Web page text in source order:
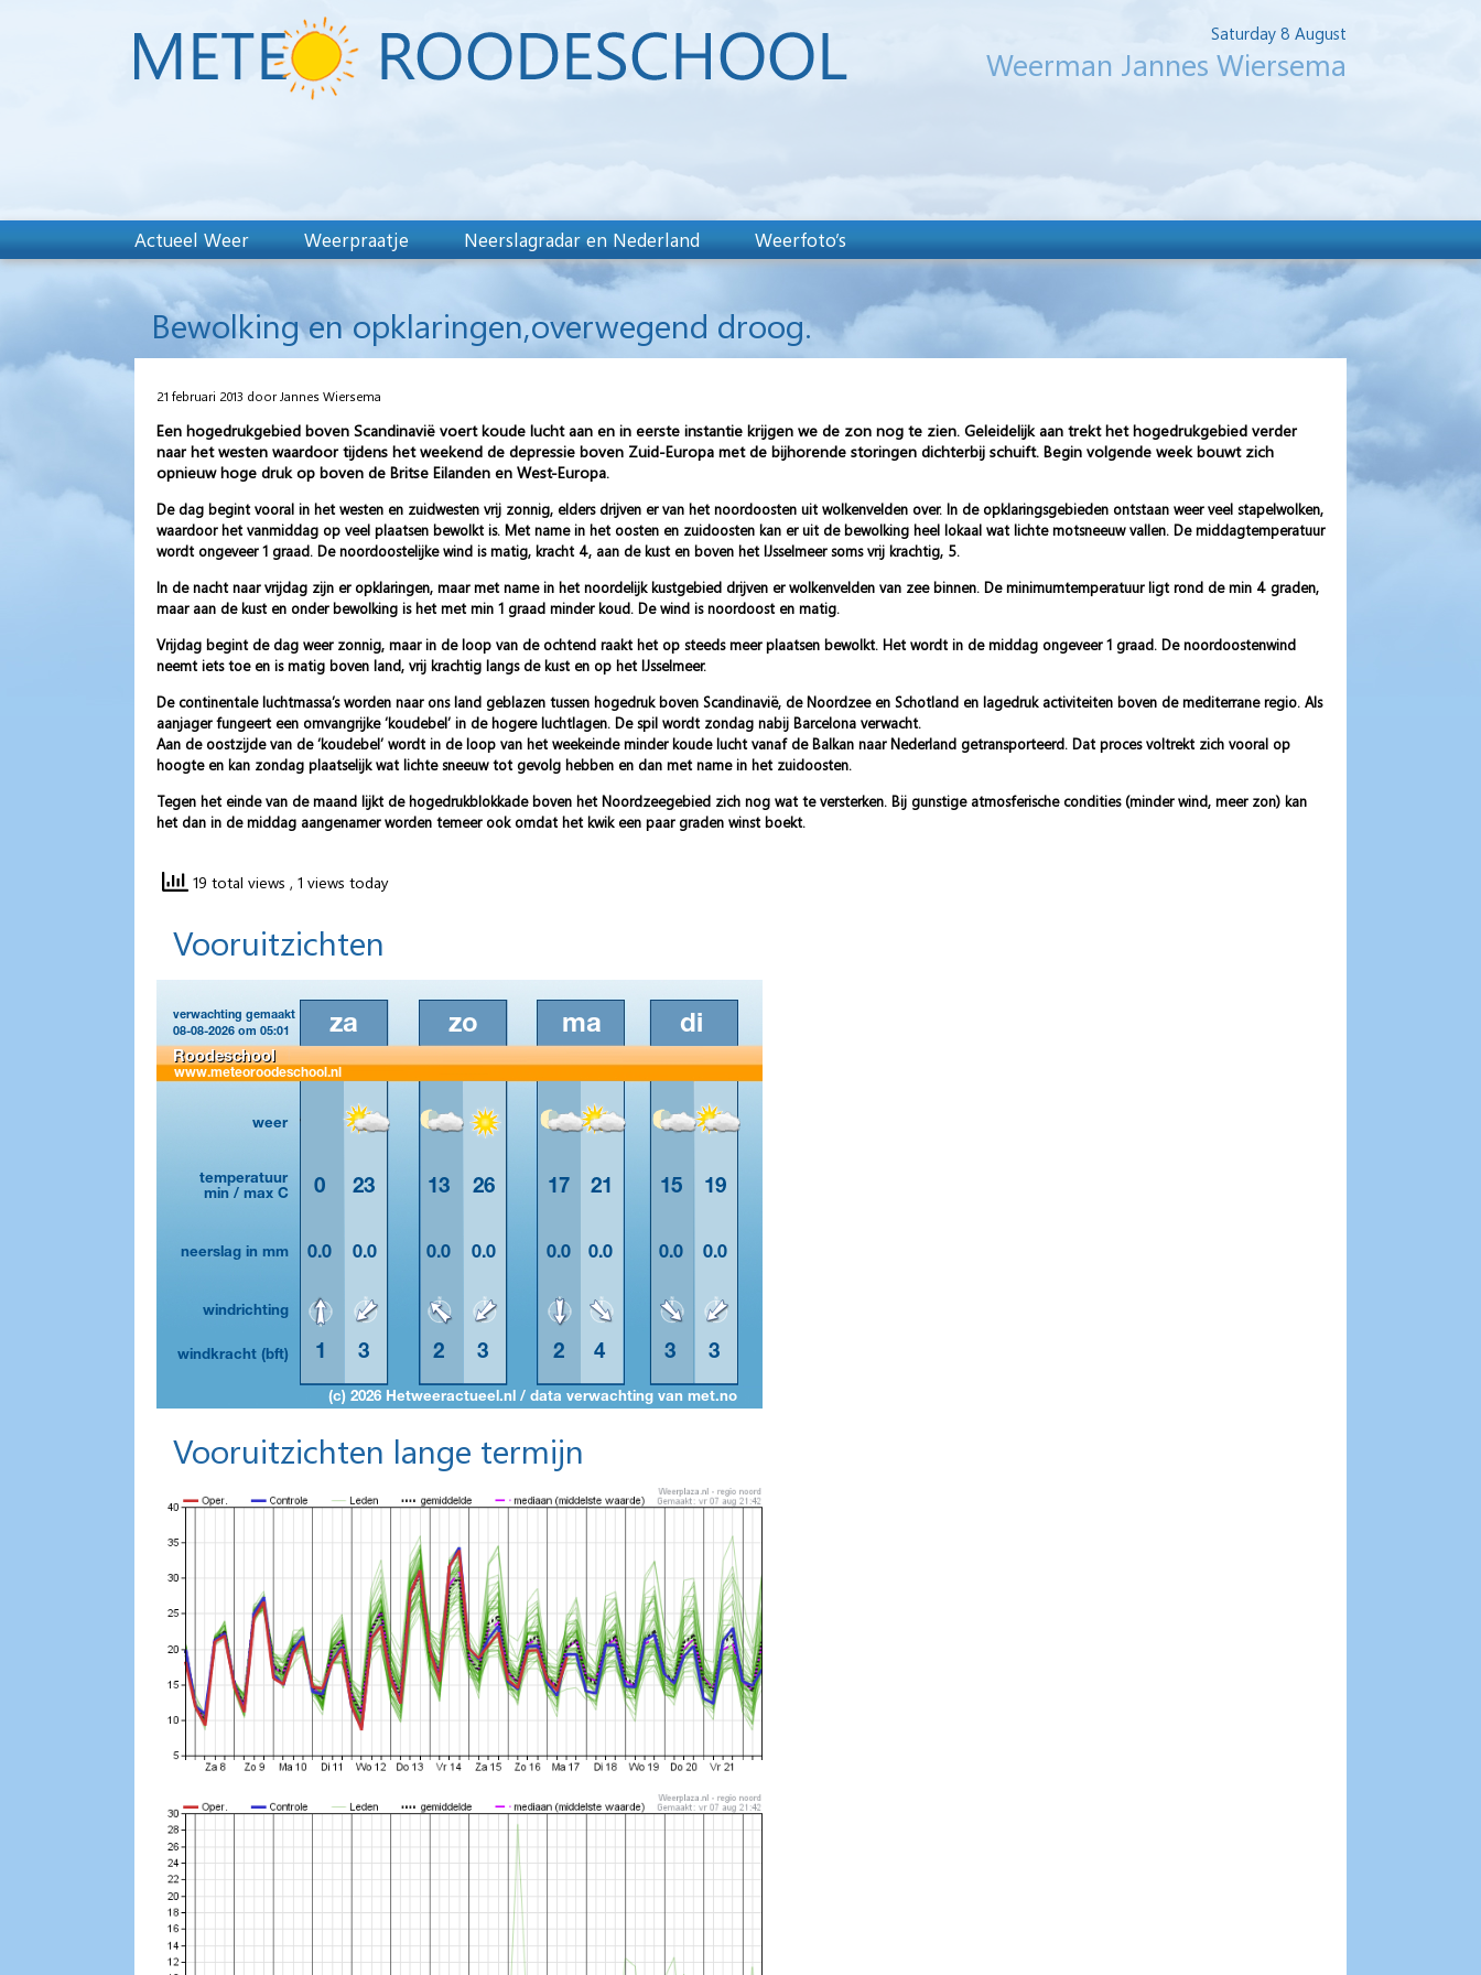
Saturday 8 August
Weerman Jannes Wiersema
Actueel Weer Weerpraatje Neerslagradar en Nederland Weerfoto’s
Bewolking en opklaringen,overwegend droog.
21 februari 2013 door Jannes Wiersema
Een hogedrukgebied boven Scandinavië voert koude lucht aan en in eerste instantie krijgen we de zon nog te zien. Geleidelijk aan trekt het hogedrukgebied verder
naar het westen waardoor tijdens het weekend de depressie boven Zuid-Europa met de bijhorende storingen dichterbij schuift. Begin volgende week bouwt zich
opnieuw hoge druk op boven de Britse Eilanden en West-Europa.
De dag begint vooral in het westen en zuidwesten vrij zonnig, elders drijven er van het noordoosten uit wolkenvelden over. In de opklaringsgebieden ontstaan weer veel stapelwolken,
waardoor het vanmiddag op veel plaatsen bewolkt is. Met name in het oosten en zuidoosten kan er uit de bewolking heel lokaal wat lichte motsneeuw vallen. De middagtemperatuur
wordt ongeveer 1 graad. De noordoostelijke wind is matig, kracht 4, aan de kust en boven het IJsselmeer soms vrij krachtig, 5.
In de nacht naar vrijdag zijn er opklaringen, maar met name in het noordelijk kustgebied drijven er wolkenvelden van zee binnen. De minimumtemperatuur ligt rond de min 4 graden,
maar aan de kust en onder bewolking is het met min 1 graad minder koud. De wind is noordoost en matig.
Vrijdag begint de dag weer zonnig, maar in de loop van de ochtend raakt het op steeds meer plaatsen bewolkt. Het wordt in de middag ongeveer 1 graad. De noordoostenwind
neemt iets toe en is matig boven land, vrij krachtig langs de kust en op het IJsselmeer.
De continentale luchtmassa’s worden naar ons land geblazen tussen hogedruk boven Scandinavië, de Noordzee en Schotland en lagedruk activiteiten boven de mediterrane regio. Als
aanjager fungeert een omvangrijke ‘koudebel’ in de hogere luchtlagen. De spil wordt zondag nabij Barcelona verwacht.
Aan de oostzijde van de ‘koudebel’ wordt in de loop van het weekeinde minder koude lucht vanaf de Balkan naar Nederland getransporteerd. Dat proces voltrekt zich vooral op
hoogte en kan zondag plaatselijk wat lichte sneeuw tot gevolg hebben en dan met name in het zuidoosten.
Tegen het einde van de maand lijkt de hogedrukblokkade boven het Noordzeegebied zich nog wat te versterken. Bij gunstige atmosferische condities (minder wind, meer zon) kan
het dan in de middag aangenamer worden temeer ook omdat het kwik een paar graden winst boekt.
19 total views , 1 views today
Vooruitzichten
Vooruitzichten lange termijn